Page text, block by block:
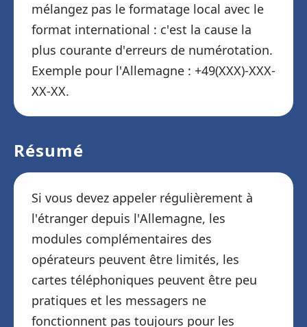
mélangez pas le formatage local avec le
format international : c'est la cause la
plus courante d'erreurs de numérotation.
Exemple pour l'Allemagne : +49(XXX)-XXX-
XX-XX.
Résumé
Si vous devez appeler régulièrement à
l'étranger depuis l'Allemagne, les
modules complémentaires des
opérateurs peuvent être limités, les
cartes téléphoniques peuvent être peu
pratiques et les messagers ne
fonctionnent pas toujours pour les